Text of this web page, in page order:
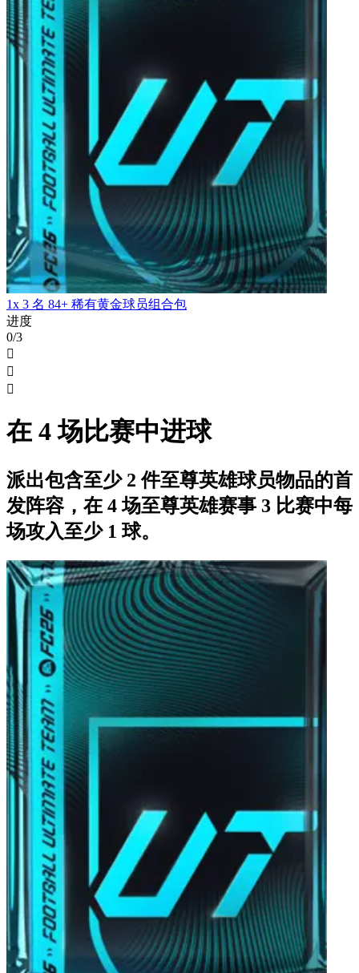
1x 3 名 84+ 稀有黄金球员组合包
进度
0/3



在 4 场比赛中进球
派出包含至少 2 件至尊英雄球员物品的首
发阵容，在 4 场至尊英雄赛事 3 比赛中每
场攻入至少 1 球。